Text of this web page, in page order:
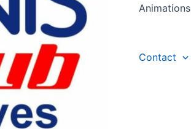
Animations
Contact